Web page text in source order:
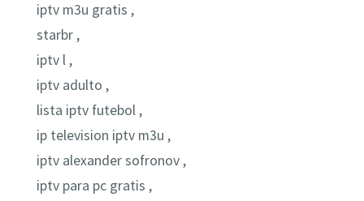
iptv m3u gratis ,
starbr ,
iptv l ,
iptv adulto ,
lista iptv futebol ,
ip television iptv m3u ,
iptv alexander sofronov ,
iptv para pc gratis ,